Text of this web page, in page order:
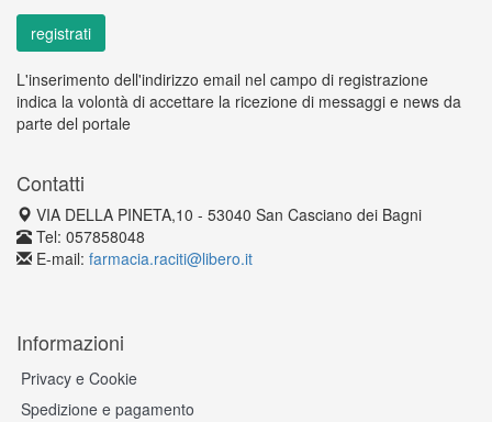
L'inserimento dell'indirizzo email nel campo di registrazione
indica la volontà di accettare la ricezione di messaggi e news da
parte del portale
Contatti
VIA DELLA PINETA,10 - 53040 San Casciano dei Bagni
Tel: 057858048
E-mail: farmacia.raciti@libero.it
Informazioni
Privacy e Cookie
Spedizione e pagamento